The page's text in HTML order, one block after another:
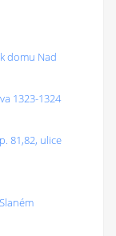
domu Nad
1323-1324
81,82, ulice